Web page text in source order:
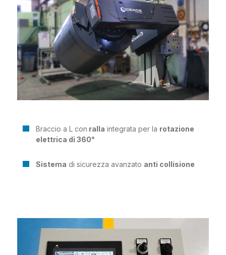
Braccio a L con ralla integrata per la rotazione
elettrica di 360°
Sistema di sicurezza avanzato anti collisione